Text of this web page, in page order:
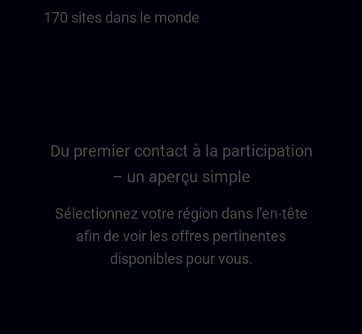
170 sites dans le monde
Du premier contact à la participation
– un aperçu simple
Sélectionnez votre région dans l’en-tête
afin de voir les offres pertinentes
disponibles pour vous.